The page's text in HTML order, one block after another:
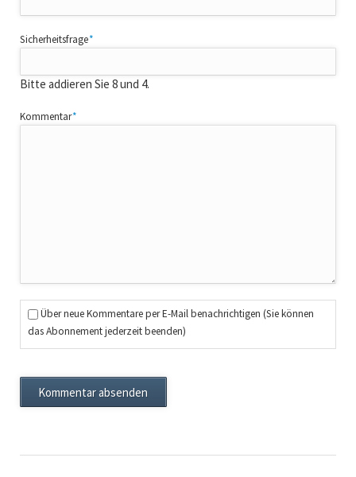
Pflichtfeld
Sicherheitsfrage*
Bitte addieren Sie 8 und 4.
Pflichtfeld
Kommentar*
Über neue Kommentare per E-Mail benachrichtigen (Sie können
das Abonnement jederzeit beenden)
Kommentar absenden